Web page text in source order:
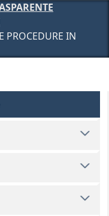
PROCEDURE IN